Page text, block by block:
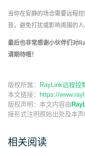
当你在安静的场合需要远程
音，避免打扰或影响周围的人
最后也非常感谢小伙伴们对
请期待哦！
版权所属：
RayLink远程控
本文链接：
https://
版权声明： 本文内容由
接形式注明原始出处及本声
相关阅读